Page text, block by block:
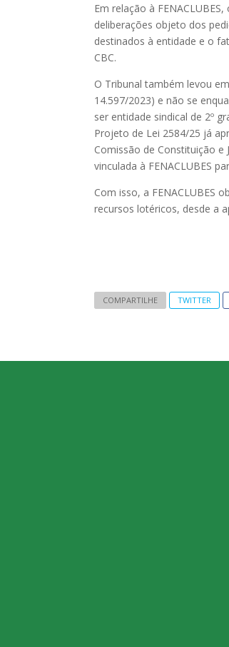
Em relação à
deliberações objeto dos
destinados à entidade e o
CBC.
O Tribunal também levou
14.597/2023) e não se
ser entidade sindical de 2º
Projeto de Lei 2584/25 já
Comissão de Constituição e
vinculada à FENACLUBES
Com isso, a FENACLUBES
recursos lotéricos, desde a
COMPARTILHE TWITTER